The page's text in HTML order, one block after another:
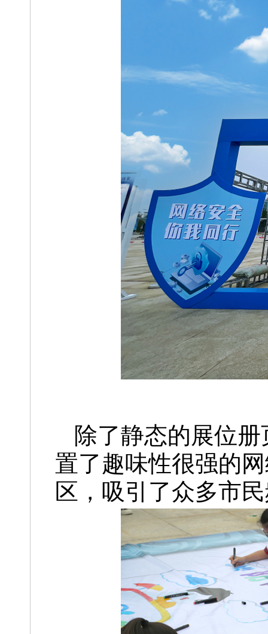
除了静态的展位
置了趣味性很强的
区，吸引了众多市